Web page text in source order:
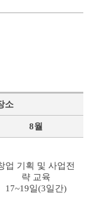
소
8월
업 기획 및 사업전
략 교육
17~19일(3일간)